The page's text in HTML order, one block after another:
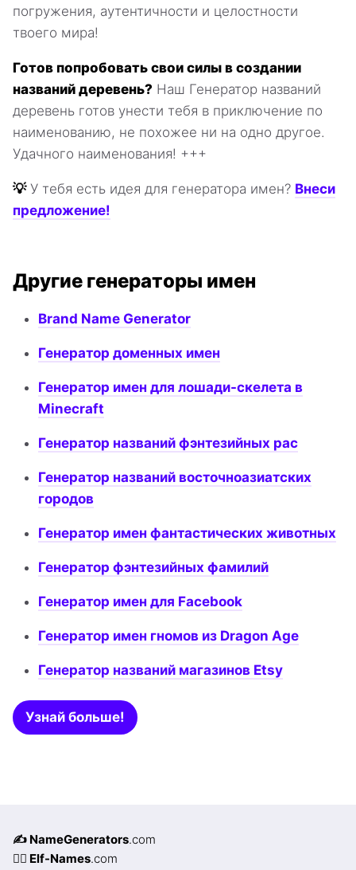
погружения, аутентичности и целостности
твоего мира!
Готов попробовать свои силы в создании
названий деревень? Наш Генератор названий
деревень готов унести тебя в приключение по
наименованию, не похожее ни на одно другое.
Удачного наименования! +++
💡 У тебя есть идея для генератора имен? Внеси
предложение!
Другие генераторы имен
Brand Name Generator
Генератор доменных имен
Генератор имен для лошади-скелета в
Minecraft
Генератор названий фэнтезийных рас
Генератор названий восточноазиатских
городов
Генератор имен фантастических животных
Генератор фэнтезийных фамилий
Генератор имен для Facebook
Генератор имен гномов из Dragon Age
Генератор названий магазинов Etsy
Узнай больше!
✍️ NameGenerators.com
🧝‍♀️ Elf-Names.com